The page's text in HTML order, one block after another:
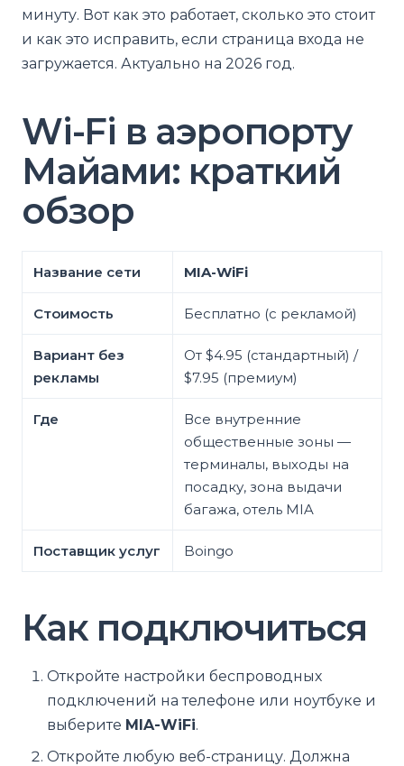
минуту. Вот как это работает, сколько это стоит
и как это исправить, если страница входа не
загружается. Актуально на 2026 год.
Wi-Fi в аэропорту
Майами: краткий
обзор
Название сети MIA-WiFi
Стоимость Бесплатно (с рекламой)
Вариант без
рекламы
От $4.95 (стандартный) /
$7.95 (премиум)
Где
Все внутренние
общественные зоны —
терминалы, выходы на
посадку, зона выдачи
багажа, отель MIA
Поставщик услуг Boingo
Как подключиться
Откройте настройки беспроводных
подключений на телефоне или ноутбуке и
выберите MIA-WiFi.
Откройте любую веб-страницу. Должна